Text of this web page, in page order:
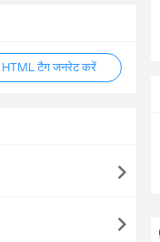
HTML टैग जनरेट करें